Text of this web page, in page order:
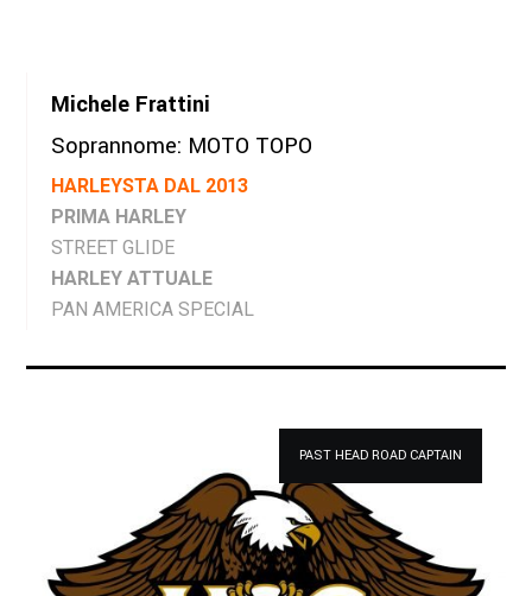
Michele Frattini
Soprannome: MOTO TOPO
HARLEYSTA DAL 2013
PRIMA HARLEY
STREET GLIDE
HARLEY ATTUALE
PAN AMERICA SPECIAL